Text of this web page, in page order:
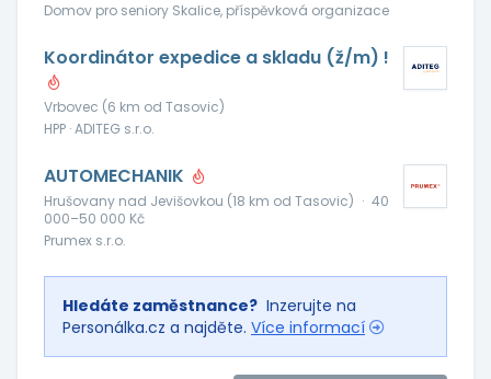
Domov pro seniory Skalice, příspěvková organizace
Koordinátor expedice a skladu (ž/m) !
Vrbovec (6 km od Tasovic)
HPP · ADITEG s.r.o.
AUTOMECHANIK
Hrušovany nad Jevišovkou (18 km od Tasovic) · 40
000–50 000 Kč
Prumex s.r.o.
Hledáte zaměstnance? Inzerujte na
Personálka.cz a najděte. Více informací